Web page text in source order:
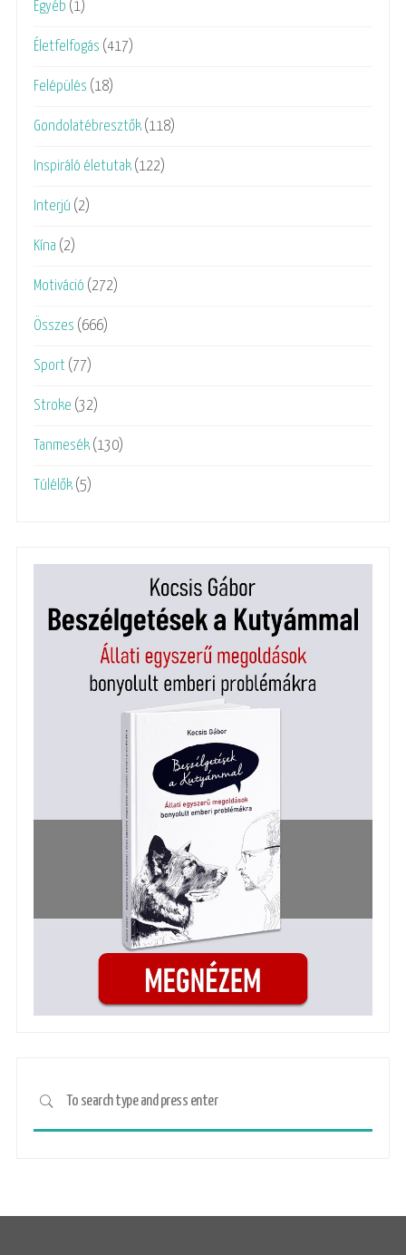
Egyéb (1)
Életfelfogás (417)
Felépülés (18)
Gondolatébresztők (118)
Inspiráló életutak (122)
Interjú (2)
Kína (2)
Motiváció (272)
Összes (666)
Sport (77)
Stroke (32)
Tanmesék (130)
Túlélők (5)